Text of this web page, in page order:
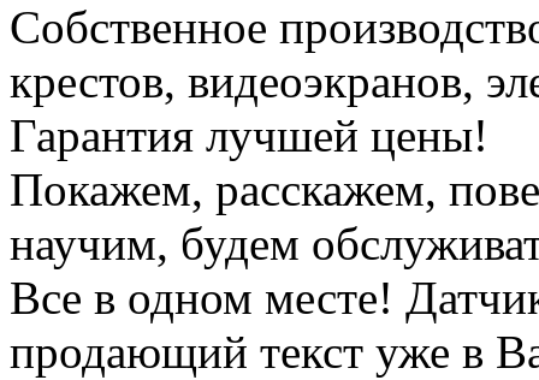
Собственное
крестов, видеоэкранов,
Гарантия лучшей цены!
Покажем, расскажем,
научим, будем
Все в одном месте!
продающий текст уже в